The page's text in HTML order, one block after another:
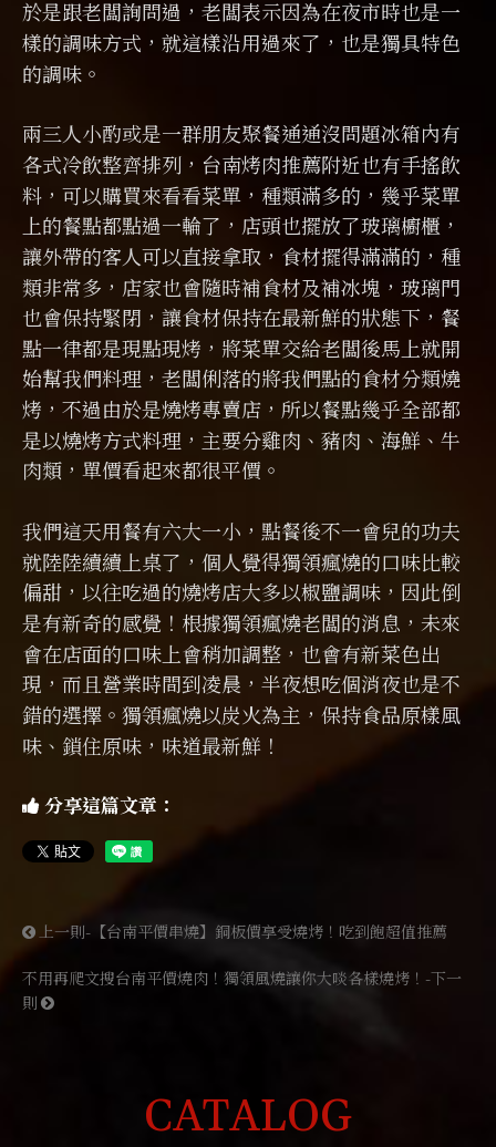
於是跟老闆詢問過，老闆表示因為在夜市時也是一
樣的調味方式，就這樣沿用過來了，也是獨具特色
的調味。
兩三人小酌或是一群朋友聚餐通通沒問題冰箱內有
各式冷飲整齊排列，台南烤肉推薦附近也有手搖飲
料，可以購買來看看菜單，種類滿多的，幾乎菜單
上的餐點都點過一輪了，店頭也擺放了玻璃櫥櫃，
讓外帶的客人可以直接拿取，食材擺得滿滿的，種
類非常多，店家也會隨時補食材及補冰塊，玻璃門
也會保持緊閉，讓食材保持在最新鮮的狀態下，餐
點一律都是現點現烤，將菜單交給老闆後馬上就開
始幫我們料理，老闆俐落的將我們點的食材分類燒
烤，不過由於是燒烤專賣店，所以餐點幾乎全部都
是以燒烤方式料理，主要分雞肉、豬肉、海鮮、牛
肉類，單價看起來都很平價。
我們這天用餐有六大一小，點餐後不一會兒的功夫
就陸陸續續上桌了，個人覺得獨領瘋燒的口味比較
偏甜，以往吃過的燒烤店大多以椒鹽調味，因此倒
是有新奇的感覺！根據獨領瘋燒老闆的消息，未來
會在店面的口味上會稍加調整，也會有新菜色出
現，而且營業時間到凌晨，半夜想吃個消夜也是不
錯的選擇。獨領瘋燒以炭火為主，保持食品原樣風
味、鎖住原味，味道最新鮮！
分享這篇文章：
上一則-【台南平價串燒】銅板價享受燒烤！吃到飽超值推薦
不用再爬文搜台南平價燒肉！獨領風燒讓你大啖各樣燒烤！-下一
則
CATALOG